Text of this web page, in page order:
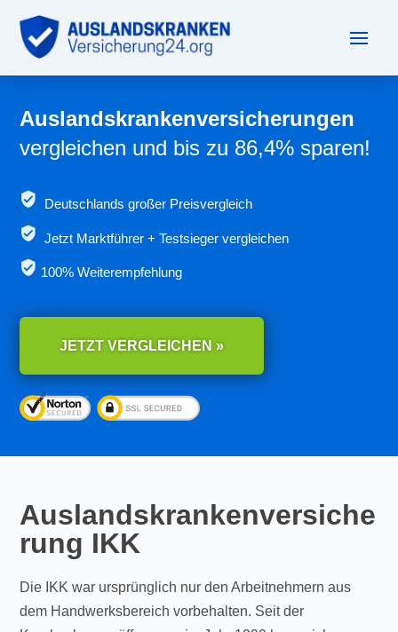
Auslandskrankenversicherungen
vergleichen und bis zu 86,4% sparen!
Deutschlands großer Preisvergleich
Jetzt Marktführer + Testsieger vergleichen
100% Weiterempfehlung
JETZT VERGLEICHEN »
Auslandskrankenversiche
rung IKK
Die IKK war ursprünglich nur den Arbeitnehmern aus
dem Handwerksbereich vorbehalten. Seit der